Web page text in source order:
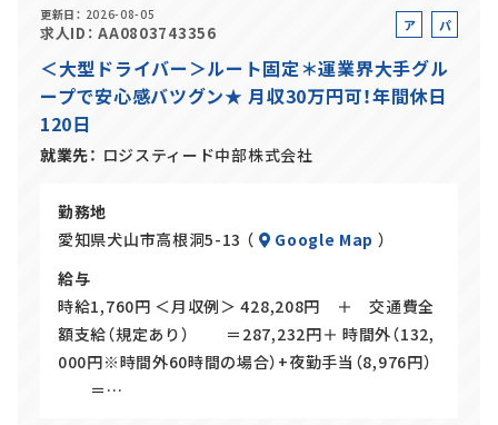
更新日 2026-08-05
求人ID AA0803743356
ア
バ
イ
パ
ト
＜大型ドライバー＞ルート固定＊運業界大手グル
ープで安心感バツグン★ 月収30万円可！年間休日
120日
就業先 ロジスティード中部株式会社
勤務地
愛知県犬山市高根洞5-13 （
Google Map ）
給与
時給1,760円 ＜月収例＞ 428,208円 ＋ 交通費全
額支給（規定あり） ＝287,232円＋ 時間外（132,
000円※時間外60時間の場合）+夜勤手当（8,976円）
＝…